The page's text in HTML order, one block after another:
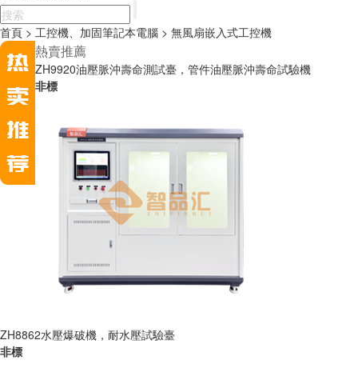
首頁 > 工控機、加固筆記本電腦 > 無風扇嵌入式工控機
熱賣推薦
ZH9920油壓脈沖壽命測試臺，管件油壓脈沖壽命試驗機
非標
ZH8862水壓爆破機，耐水壓試驗臺
非標